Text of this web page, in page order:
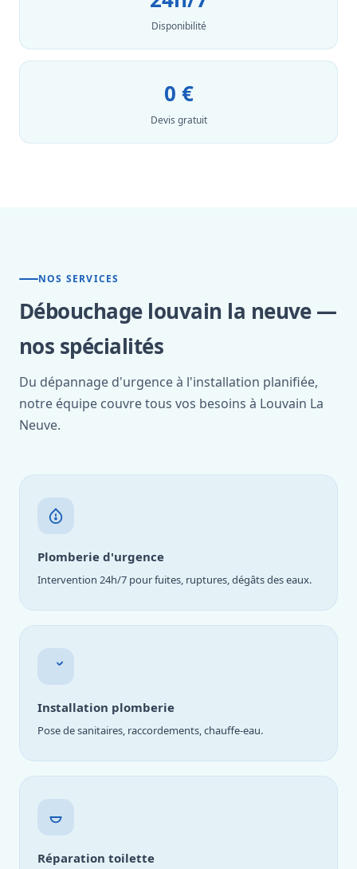
Disponibilité
0 €
Devis gratuit
NOS SERVICES
Débouchage louvain la neuve —
nos spécialités
Du dépannage d'urgence à l'installation planifiée,
notre équipe couvre tous vos besoins à Louvain La
Neuve.
Plomberie d'urgence
Intervention 24h/7 pour fuites, ruptures, dégâts des eaux.
Installation plomberie
Pose de sanitaires, raccordements, chauffe-eau.
Réparation toilette